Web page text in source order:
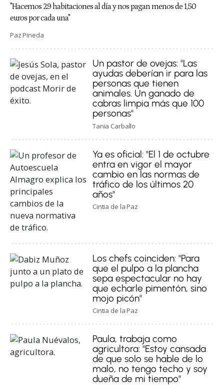
"Hacemos 29 habitaciones al día y nos pagan menos de 1,50
euros por cada una"
Paz Pineda
Un pastor de ovejas: "Las
ayudas deberían ir para las
personas que tienen
animales. Un ganado de
cabras limpia más que 100
personas"
Tania Carballo
Ya es oficial: "El 1 de octubre
entra en vigor el mayor
cambio en las normas de
tráfico de los últimos 20
años"
Cintia de la Paz
Los chefs coinciden: "Para
que el pulpo a la plancha
sepa espectacular no hay
que echarle pimentón, sino
mojo picón"
Cintia de la Paz
Paula, trabaja como
agricultora: "Estoy cansada
de que solo se hable de lo
malo, no tengo techo y soy
dueña de mi tiempo"